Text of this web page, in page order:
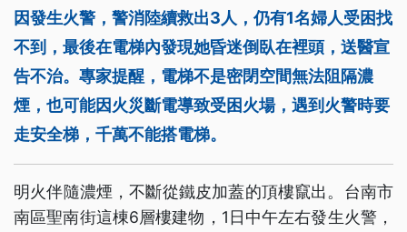
因發生火警，警消陸續救出3人，仍有1名婦人受困找
不到，最後在電梯內發現她昏迷倒臥在裡頭，送醫宣
告不治。專家提醒，電梯不是密閉空間無法阻隔濃
煙，也可能因火災斷電導致受困火場，遇到火警時要
走安全梯，千萬不能搭電梯。
明火伴隨濃煙，不斷從鐵皮加蓋的頂樓竄出。台南市
南區聖南街這棟6層樓建物，1日中午左右發生火警，